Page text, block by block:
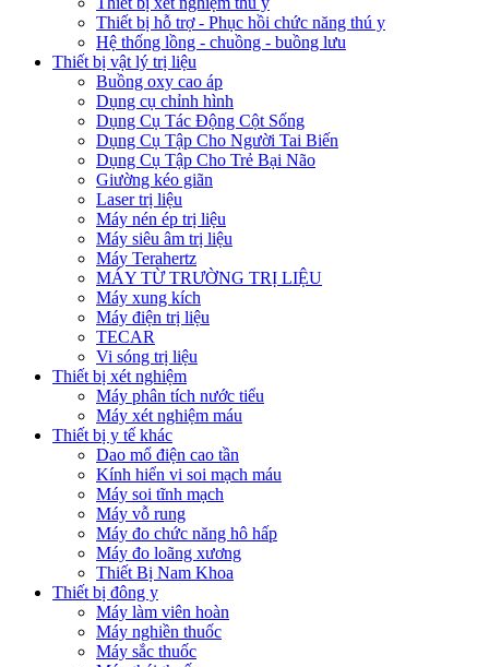
Thiết bị hỗ trợ - Phục hồi chức năng thú y
Hệ thống lồng - chuồng - buồng lưu
Thiết bị vật lý trị liệu
Buồng oxy cao áp
Dụng cụ chỉnh hình
Dụng Cụ Tác Động Cột Sống
Dụng Cụ Tập Cho Người Tai Biến
Dụng Cụ Tập Cho Trẻ Bại Não
Giường kéo giãn
Laser trị liệu
Máy nén ép trị liệu
Máy siêu âm trị liệu
Máy Terahertz
MÁY TỪ TRƯỜNG TRỊ LIỆU
Máy xung kích
Máy điện trị liệu
TECAR
Vi sóng trị liệu
Thiết bị xét nghiệm
Máy phân tích nước tiểu
Máy xét nghiệm máu
Thiết bị y tế khác
Dao mổ điện cao tần
Kính hiển vi soi mạch máu
Máy soi tĩnh mạch
Máy vỗ rung
Máy đo chức năng hô hấp
Máy đo loãng xương
Thiết Bị Nam Khoa
Thiết bị đông y
Máy làm viên hoàn
Máy nghiền thuốc
Máy sắc thuốc